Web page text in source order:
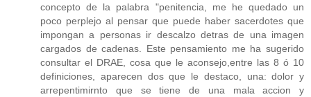
concepto de la palabra "penitencia, me he quedado un
poco perplejo al pensar que puede haber sacerdotes que
impongan a personas ir descalzo detras de una imagen
cargados de cadenas. Este pensamiento me ha sugerido
consultar el DRAE, cosa que le aconsejo,entre las 8 ó 10
definiciones, aparecen dos que le destaco, una: dolor y
arrepentimirnto que se tiene de una mala accion y